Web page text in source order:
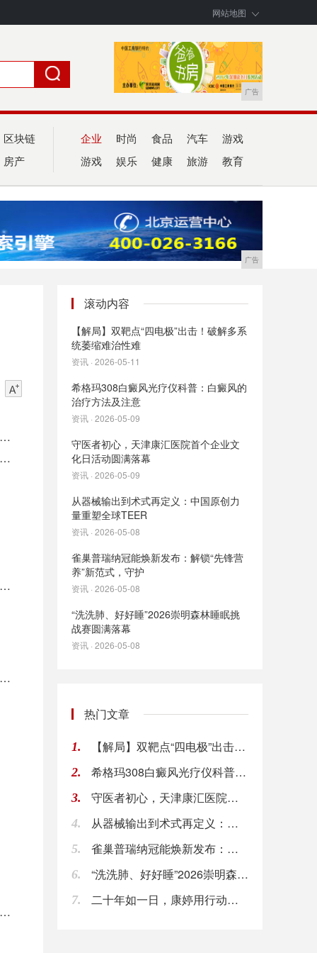
网站地图
广告
区块链
房产
企业 时尚 食品 汽车 游戏
游戏 娱乐 健康 旅游 教育
广告
滚动内容
【解局】双靶点“四电极”出击！破解多系
统萎缩难治性难
资讯 · 2026-05-11
希格玛308白癜风光疗仪科普：白癜风的
治疗方法及注意
资讯 · 2026-05-09
守医者初心，天津康汇医院首个企业文
化日活动圆满落幕
资讯 · 2026-05-09
从器械输出到术式再定义：中国原创力
量重塑全球TEER
资讯 · 2026-05-08
雀巢普瑞纳冠能焕新发布：解锁“先锋营
养”新范式，守护
资讯 · 2026-05-08
“洗洗肺、好好睡”2026崇明森林睡眠挑
战赛圆满落幕
资讯 · 2026-05-08
热门文章
1. 【解局】双靶点“四电极”出击！破解多系统萎缩难
2. 希格玛308白癜风光疗仪科普：白癜风的治疗方法
3. 守医者初心，天津康汇医院首个企业文化日活动圆满
4. 从器械输出到术式再定义：中国原创力量重塑全球T
5. 雀巢普瑞纳冠能焕新发布：解锁“先锋营养”新范式
6. “洗洗肺、好好睡”2026崇明森林睡眠挑战赛圆
7. 二十年如一日，康婷用行动诠释着对品质的执着追求